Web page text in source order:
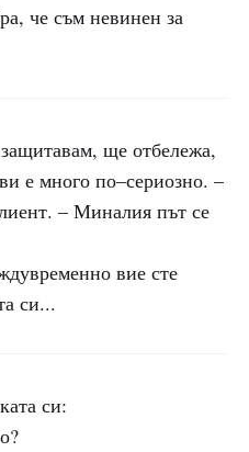
че съм невинен за
ще отбележа,
е много по–сериозно. –
– Миналия път се
вие сте
си...
си: